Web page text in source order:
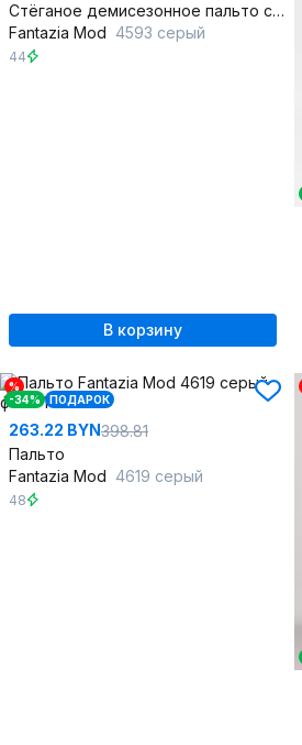
Стёганое демисезонное пальто с меховым воротником
Fantazia Mod 4593 серый
44
В корзину
%
-34%
ПОДАРОК
263.22 BYN398.81
Пальто
Fantazia Mod 4619 серый
48